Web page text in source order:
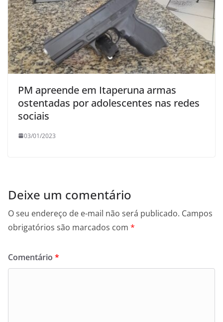
PM apreende em Itaperuna armas
ostentadas por adolescentes nas redes
sociais
03/01/2023
Deixe um comentário
O seu endereço de e-mail não será publicado. Campos
obrigatórios são marcados com *
Comentário *